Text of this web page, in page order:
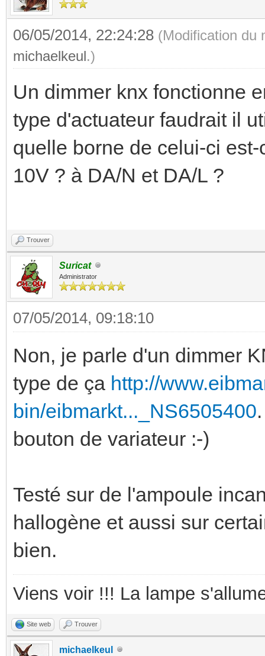
06/05/2014, 22:24:28 (Modification du
michaelkeul.)
Un dimmer knx fonctionne
type d'actuateur faudrait il
quelle borne de celui-ci
10V ? à DA/N et DA/L ?
Trouver
Suricat
Administrator
07/05/2014, 09:18:10
Non, je parle d'un dimmer
type de ça http://
bin/eibmarkt..._NS6505400
bouton de variateur :-)
Testé sur de l'ampoule
hallogène et aussi sur
bien.
Viens voir !!! La lampe
Site web Trouver
michaelkeul